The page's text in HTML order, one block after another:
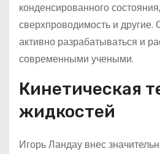
конденсированного
сверхпроводимость и
активно разрабатываться и
современными учеными.
Кинетическая
жидкостей
Игорь Ландау внес